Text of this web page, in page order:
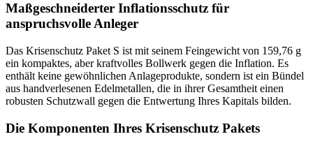
Maßgeschneiderter Inflationsschutz für
anspruchsvolle Anleger
Das Krisenschutz Paket S ist mit seinem Feingewicht von 159,76 g
ein kompaktes, aber kraftvolles Bollwerk gegen die Inflation. Es
enthält keine gewöhnlichen Anlageprodukte, sondern ist ein Bündel
aus handverlesenen Edelmetallen, die in ihrer Gesamtheit einen
robusten Schutzwall gegen die Entwertung Ihres Kapitals bilden.
Die Komponenten Ihres Krisenschutz Pakets